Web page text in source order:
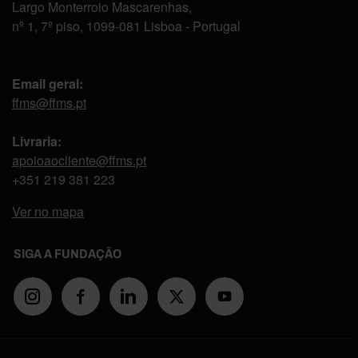
Largo Monterroio Mascarenhas,
nº 1, 7º piso, 1099-081 Lisboa - Portugal
Email geral:
ffms@ffms.pt
Livraria:
apoioaocliente@ffms.pt
+351 219 381 223
Ver no mapa
SIGA A FUNDAÇÃO